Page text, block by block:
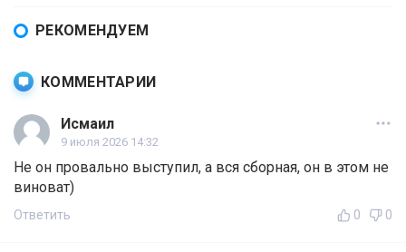
РЕКОМЕНДУЕМ
КОММЕНТАРИИ
Исмаил
9 июля 2026 14:32
Не он провально выступил, а вся сборная, он в этом не
виноват)
Ответить 0 0